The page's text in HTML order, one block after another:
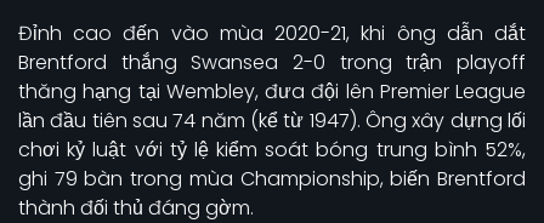
Đỉnh cao đến vào mùa 2020-21, khi ông dẫn dắt
Brentford thắng Swansea 2-0 trong trận playoff
thăng hạng tại Wembley, đưa đội lên Premier League
lần đầu tiên sau 74 năm (kể từ 1947). Ông xây dựng lối
chơi kỷ luật với tỷ lệ kiểm soát bóng trung bình 52%,
ghi 79 bàn trong mùa Championship, biến Brentford
thành đối thủ đáng gờm.